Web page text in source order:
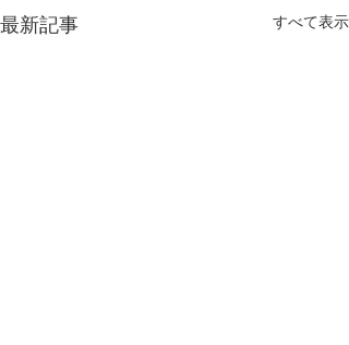
最新記事 すべて表示